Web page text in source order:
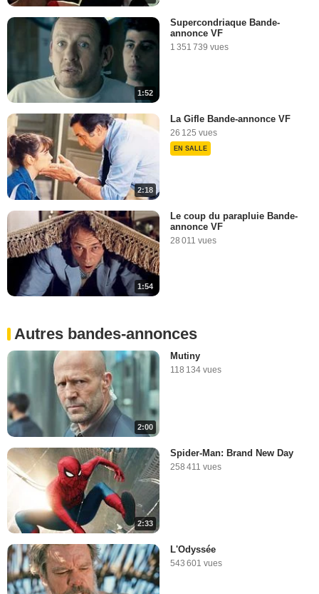
1:52
Supercondriaque Bande-
annonce VF
1 351 739 vues
2:18
La Gifle Bande-annonce VF
26 125 vues
EN SALLE
1:54
Le coup du parapluie Bande-
annonce VF
28 011 vues
Autres bandes-annonces
2:00
Mutiny
118 134 vues
2:33
Spider-Man: Brand New Day
258 411 vues
L'Odyssée
543 601 vues